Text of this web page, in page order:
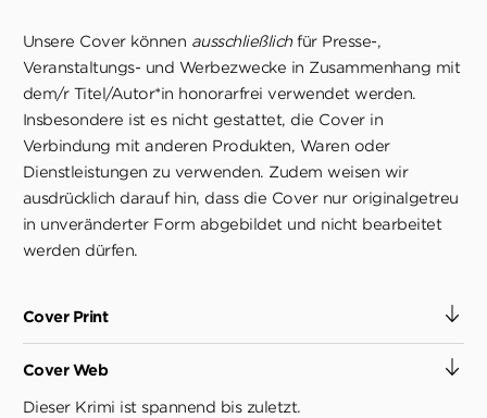
Unsere Cover können ausschließlichfür Presse-,
Veranstaltungs- und Werbezwecke in Zusammenhang mit
dem/r Titel/Autor*in honorarfrei verwendet werden.
Insbesondere ist es nicht gestattet, die Cover in
Verbindung mit anderen Produkten, Waren oder
Dienstleistungen zu verwenden. Zudem weisen wir
ausdrücklich darauf hin, dass die Cover nur originalgetreu
in unveränderter Form abgebildet und nicht bearbeitet
werden dürfen.
Cover Print
Cover Web
Dieser Krimi ist spannend bis zuletzt.